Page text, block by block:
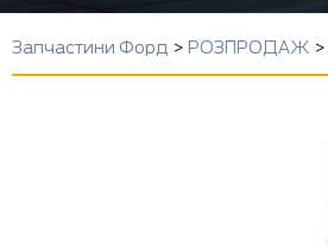
Запчастини Форд > РОЗПРОДАЖ >